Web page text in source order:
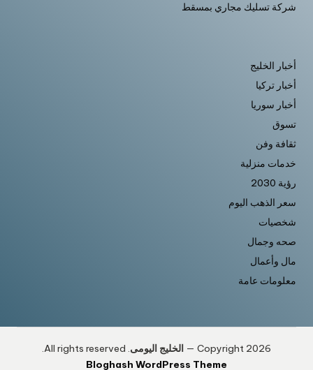
شركة تسليك مجاري بمسقط
أخبار الخليج
أخبار تركيا
أخبار سوريا
تسوق
ثقافة وفن
خدمات منزلية
رؤية 2030
سعر الذهب اليوم
شخصيات
صحه وجمال
مال وأعمال
معلومات عامة
Copyright 2026 — الخليج اليومى. All rights reserved.
Bloghash WordPress Theme